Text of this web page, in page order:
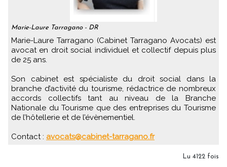
Marie-Laure Tarragano - DR
Marie-Laure Tarragano (Cabinet Tarragano Avocats) est
avocat en droit social individuel et collectif depuis plus
de 25 ans.
Son cabinet est spécialiste du droit social dans la
branche d’activité du tourisme, rédactrice de nombreux
accords collectifs tant au niveau de la Branche
Nationale du Tourisme que des entreprises du Tourisme
de l’hôtellerie et de l’évènementiel.
Contact : avocats@cabinet-tarragano.fr
Lu 4122 fois